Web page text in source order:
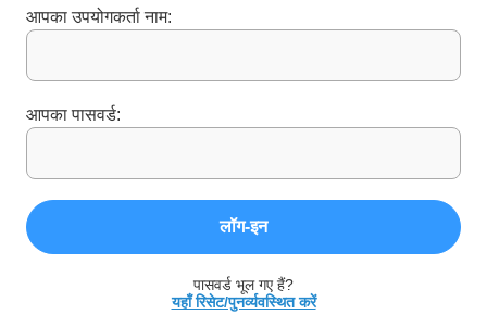
आपका उपयोगकर्ता नाम:
आपका पासवर्ड:
लॉग‑इन
पासवर्ड भूल गए हैं?
यहाँ रिसेट/पुनर्व्यवस्थित करें